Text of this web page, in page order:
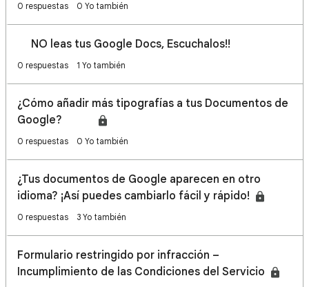
0 respuestas 0 Yo también
📝NO leas tus Google Docs, Escuchalos!!
0 respuestas 1 Yo también
¿Cómo añadir más tipografías a tus Documentos de
Google? 🔠💻
0 respuestas 0 Yo también
¿Tus documentos de Google aparecen en otro
idioma? ¡Así puedes cambiarlo fácil y rápido!
0 respuestas 3 Yo también
Formulario restringido por infracción –
Incumplimiento de las Condiciones del Servicio